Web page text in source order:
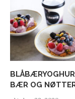
BÆR OG